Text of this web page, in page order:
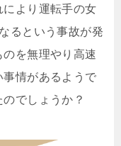
より運転手の女
るという事故が発
を無理やり高速
情があるようで
でしょうか？